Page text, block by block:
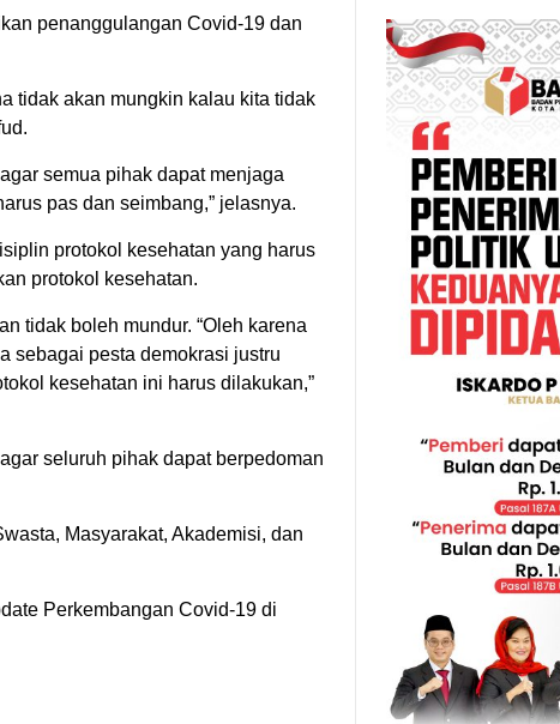
penanggulangan Covid-19 dan
tidak akan mungkin kalau kita tidak
semua pihak dapat menjaga
pas dan seimbang,” jelasnya.
protokol kesehatan yang harus
protokol kesehatan.
tidak boleh mundur. “Oleh karena
sebagai pesta demokrasi justru
kesehatan ini harus dilakukan,”
seluruh pihak dapat berpedoman
Masyarakat, Akademisi, dan
Perkembangan Covid-19 di